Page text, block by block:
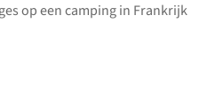
op een camping in Frankrijk